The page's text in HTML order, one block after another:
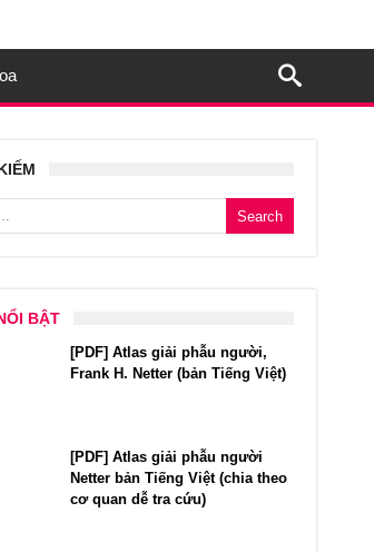
BẬT
[PDF] Atlas giải phẫu người,
Frank H. Netter (bản Tiếng Việt)
[PDF] Atlas giải phẫu người
Netter bản Tiếng Việt (chia theo
cơ quan dễ tra cứu)